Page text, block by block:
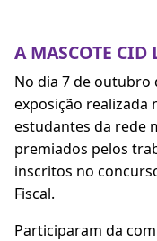
A MASCOTE
No dia 7 de outubro
exposição realizada
estudantes da rede
premiados pelos
inscritos no
Fiscal.
Participaram da